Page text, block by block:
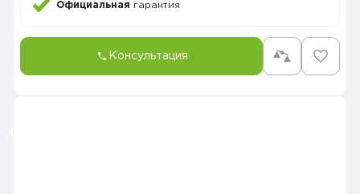
Официальная гарантия
Консультация